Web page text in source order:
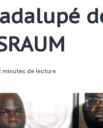
minutes de lecture